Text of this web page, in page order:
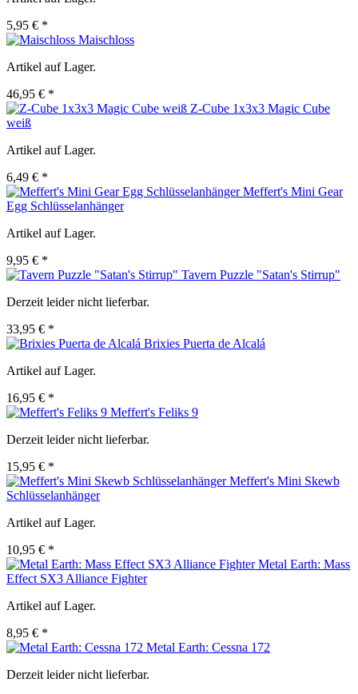
5,95 € *
Maischloss
Artikel auf Lager.
46,95 € *
Z-Cube 1x3x3 Magic Cube
weiß
Artikel auf Lager.
6,49 € *
Meffert's Mini Gear
Egg Schlüsselanhänger
Artikel auf Lager.
9,95 € *
Tavern Puzzle "Satan's Stirrup"
Derzeit leider nicht lieferbar.
33,95 € *
Brixies Puerta de Alcalá
Artikel auf Lager.
16,95 € *
Meffert's Feliks 9
Derzeit leider nicht lieferbar.
15,95 € *
Meffert's Mini Skewb
Schlüsselanhänger
Artikel auf Lager.
10,95 € *
Metal Earth: Mass
Effect SX3 Alliance Fighter
Artikel auf Lager.
8,95 € *
Metal Earth: Cessna 172
Derzeit leider nicht lieferbar.